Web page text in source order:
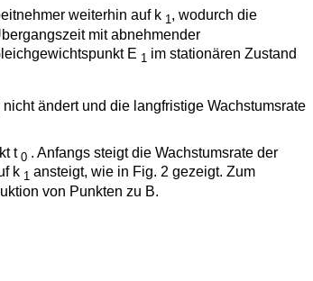
weiterhin auf k 1, wodurch die
mit abnehmender
E 1 im stationären Zustand
ändert und die langfristige Wachstumsrate
t0 . Anfangs steigt die Wachstumsrate der
k 1 ansteigt, wie in Fig. 2 gezeigt. Zum
von Punkten zu B.